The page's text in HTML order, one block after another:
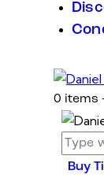
0 items
Buy